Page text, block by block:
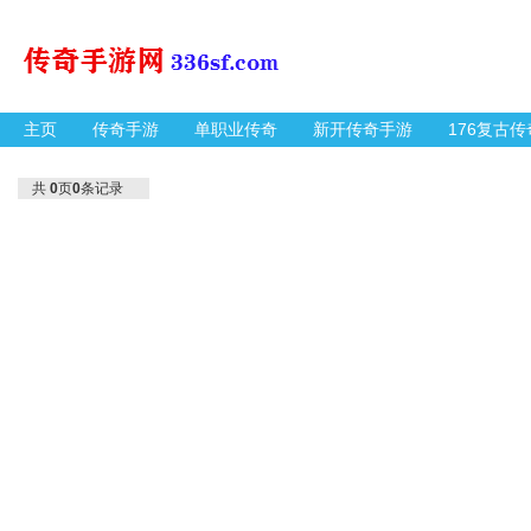
主页 传奇手游 单职业传奇 新开传奇手游 176复古传
共 0页0条记录